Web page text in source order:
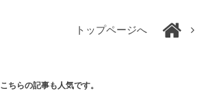
トップページへ
こちらの記事も人気です。